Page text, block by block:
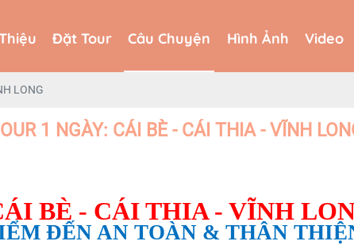
Đặt Tour Câu Chuyện Hình Ảnh Video
Đặt Tour Câu Chuyện Hình Ảnh Video
LONG
1 NGÀY: CÁI BÈ - CÁI THIA - VĨNH
BÈ - CÁI THIA - VĨNH
ĐẾN AN TOÀN & THÂN